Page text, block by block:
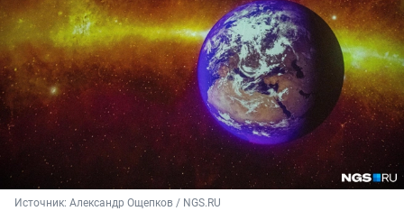
Источник: Александр Ощепков / NGS.RU